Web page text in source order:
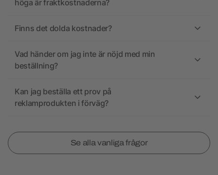
höga är fraktkostnaderna?
Finns det dolda kostnader?
Vad händer om jag inte är nöjd med min
beställning?
Kan jag beställa ett prov på
reklamprodukten i förväg?
Se alla vanliga frågor